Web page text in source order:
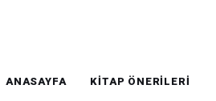
ANASAYFA KITAP ÖNERILERI